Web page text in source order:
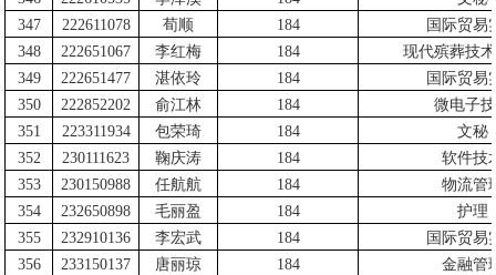
347
222611078 荀顺 184
国际贸易
348
222651067 李红梅 184
现代殡葬技
349
222651477 湛依玲 184
国际贸易
350
222852202 俞江林 184
微电子
351
223311934 包荣琦 184
文秘
352
230111623 鞠庆涛 184
软件技
353
230150988 任航航 184
物流管
354
232650898 毛丽盈 184
护理
355
232910136 李宏武 184
国际贸易
356
233150137 唐丽琼 184
金融管